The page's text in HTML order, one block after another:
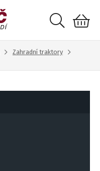
Zahradní traktory